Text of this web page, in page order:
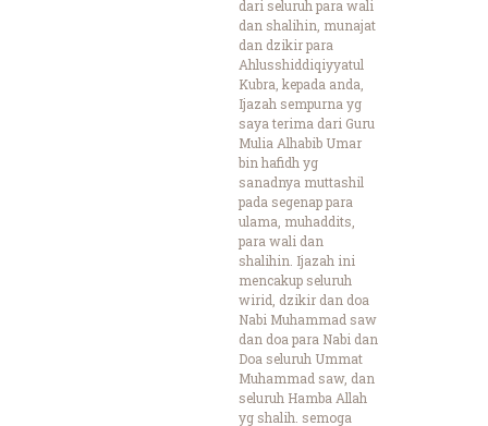
dari seluruh para wali
dan shalihin, munajat
dan dzikir para
Ahlusshiddiqiyyatul
Kubra, kepada anda,
Ijazah sempurna yg
saya terima dari Guru
Mulia Alhabib Umar
bin hafidh yg
sanadnya muttashil
pada segenap para
ulama, muhaddits,
para wali dan
shalihin. Ijazah ini
mencakup seluruh
wirid, dzikir dan doa
Nabi Muhammad saw
dan doa para Nabi dan
Doa seluruh Ummat
Muhammad saw, dan
seluruh Hamba Allah
yg shalih. semoga